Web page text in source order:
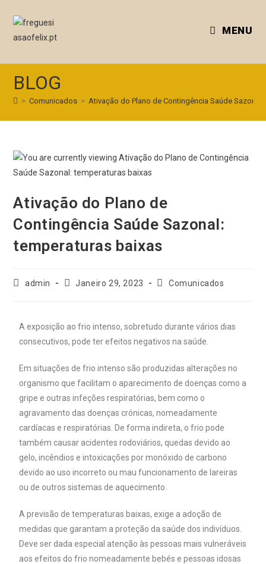
MENU
BLOG
> Comunicados > Ativação do Plano de Contingência Saúde
Ativação do Plano de
Contingência Saúde Sazonal:
temperaturas baixas
admin Janeiro 29, 2023 Comunicados
A exposição ao frio intenso, sobretudo durante vários dias
consecutivos, pode ter efeitos negativos na saúde.
Em situações de frio intenso são produzidas alterações no
organismo que facilitam o aparecimento de doenças como a
gripe e outras infeções respiratórias, bem como o
agravamento das doenças crónicas, nomeadamente
cardíacas e respiratórias. De forma indireta, o frio pode
também causar acidentes rodoviários, quedas devido ao
gelo, incêndios e intoxicações por monóxido de carbono
devido ao uso incorreto ou mau funcionamento de lareiras
ou de outros sistemas de aquecimento.
A previsão de temperaturas baixas, exige a adoção de
medidas que garantam a proteção da saúde dos indivíduos.
Deve ser dada especial atenção às pessoas mais vulneráveis
aos efeitos do frio nomeadamente bebés e pessoas idosas